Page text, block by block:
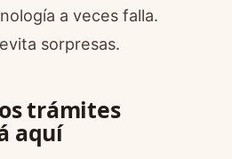
a veces falla.
sorpresas.
trámites
aquí